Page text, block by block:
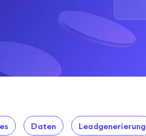
Daten Leadgenerierung